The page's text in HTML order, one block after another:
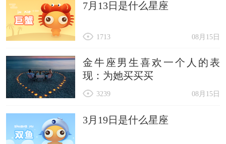
7月13日是什么星座
08月15日
1713
金牛座男生喜欢一个人的表
现：为她买买买
08月15日
3239
3月19日是什么星座